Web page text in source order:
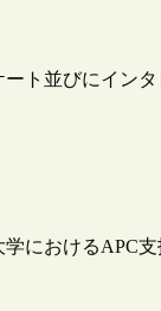
ト並びにイン
におけるAPC